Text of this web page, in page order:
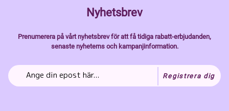
Nyhetsbrev
Prenumerera på vårt nyhetsbrev för att få tidiga rabatt-erbjudanden,
senaste nyheterns och kampanjinformation.
Registrera dig